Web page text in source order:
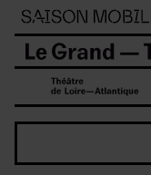
Panneau de gestion